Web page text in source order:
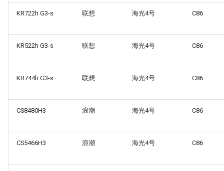
KR722h G3-s 联想 海光4号 C86
KR522h G3-s 联想 海光4号 C86
KR744h G3-s 联想 海光4号 C86
CS8480H3 浪潮 海光4号 C86
CS5466H3 浪潮 海光4号 C86